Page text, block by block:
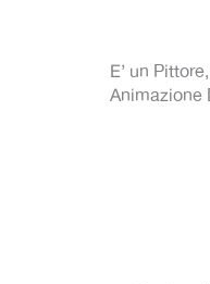
E’ un
Animazione